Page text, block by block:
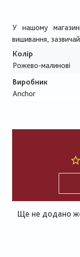
У нашому
вишивання,
Колір
Рожево-малинові
Виробник
Anchor
Ще не додано